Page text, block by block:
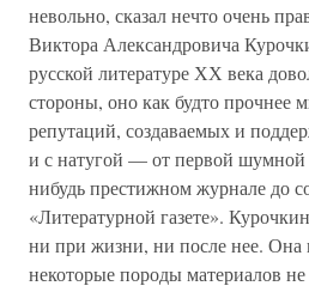
невольно, сказал нечто очень
Виктора Александровича
русской литературе ХХ века
стороны, оно как будто прочнее
репутаций, создаваемых и
и с натугой — от первой
нибудь престижном журнале до
«Литературной газете».
ни при жизни, ни после нее. Она
некоторые породы материалов